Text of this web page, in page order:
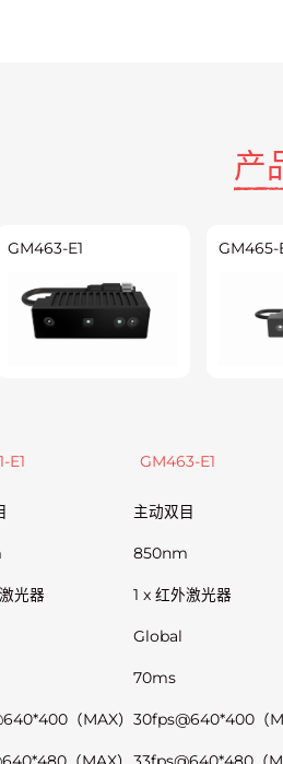
产
GM463-E1 GM465-
E1 GM463-E1
主动双目
850nm
光器 1 x 红外激光器
Global
70ms
（MAX） 30fps@640*400（
（MAX） 33fps@640*480（